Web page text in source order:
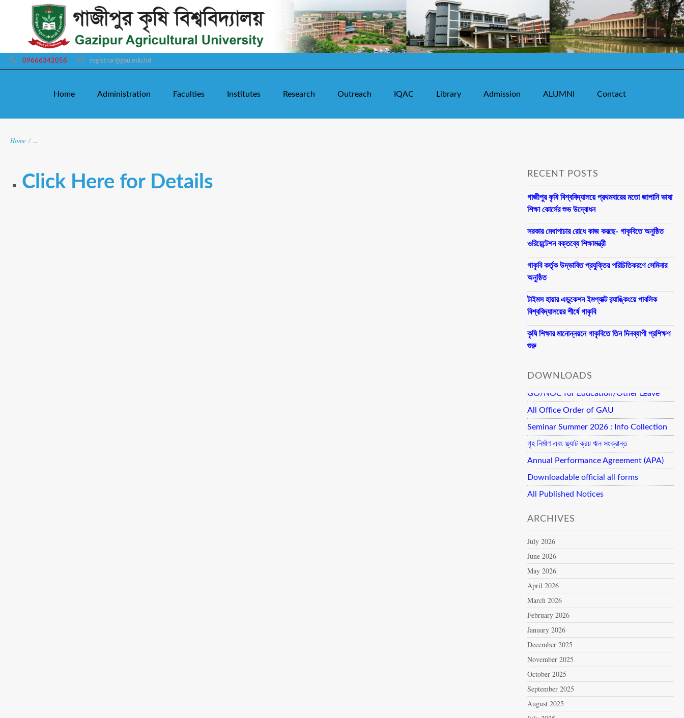
09666342058 registrar@gau.edu.bd
Home Administration Faculties Institutes Research Outreach IQAC Library Admission ALUMNI Contact
Home / ...
Click Here for Details RECENT POSTS
গাজীপুর কৃষি বিশ্ববিদ্যালয়ে প্রথমবারের মতো জাপানি ভাষা
শিক্ষা কোর্সের শুভ উদ্বোধন
সরকার মেধাপাচার রোধে কাজ করছে- গাকৃবিতে অনুষ্ঠিত
ওরিয়েন্টেশন বক্তব্যে শিক্ষামন্ত্রী
গাকৃবি কর্তৃক উদ্ভাবিত প্রযুক্তির পরিচিতিকরণে সেমিনার
অনুষ্ঠিত
টাইমস হায়ার এডুকেশন ইমপ্যাক্ট র‍্যাঙ্কিংয়ে পাবলিক
বিশ্ববিদ্যালয়ের শীর্ষে গাকৃবি
কৃষি শিক্ষার মানোন্নয়নে গাকৃবিতে তিন দিনব্যাপী প্রশিক্ষণ
শুরু
DOWNLOADS
GO/NOC for Education/Other Leave
All Office Order of GAU
Seminar Summer 2026 : Info Collection
গৃহ নির্মাণ এবং ফ্ল্যাট ক্রয় ঋন সংক্রান্ত
Annual Performance Agreement (APA)
Downloadable official all forms
All Published Notices
ARCHIVES
July 2026
June 2026
May 2026
April 2026
March 2026
February 2026
January 2026
December 2025
November 2025
October 2025
September 2025
August 2025